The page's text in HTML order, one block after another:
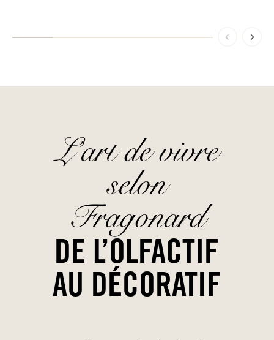
L’art de vivre
selon
Fragonard
DE L’OLFACTIF
AU DÉCORATIF